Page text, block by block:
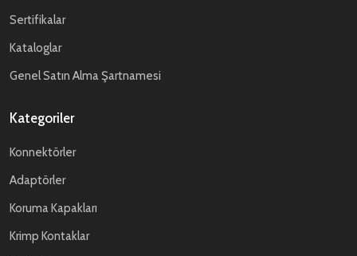
Sertifikalar
Kataloglar
Genel Satın Alma Şartnamesi
Kategoriler
Konnektörler
Adaptörler
Koruma Kapakları
Krimp Kontaklar